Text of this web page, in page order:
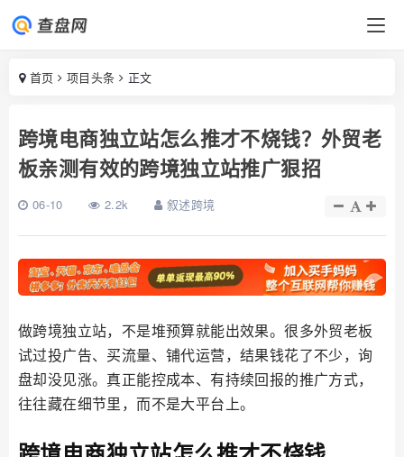
首页 项目头条 正文
跨境电商独立站怎么推才不烧钱？外贸老
板亲测有效的跨境独立站推广狠招
06-10 2.2k 叙述跨境
做跨境独立站，不是堆预算就能出效果。很多外贸老板
试过投广告、买流量、铺代运营，结果钱花了不少，询
盘却没见涨。真正能控成本、有持续回报的推广方式，
往往藏在细节里，而不是大平台上。